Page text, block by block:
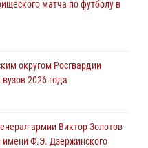
провели турнир по
медикам и девушке с
матча по футболу в
округом Росгвардии
2026 года
армии Виктор Золотов
имени Ф.Э. Дзержинского